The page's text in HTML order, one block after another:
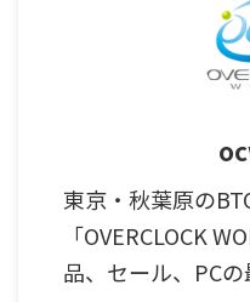
東京・秋葉原の
「OVERCLOCK
品、セール、PCの